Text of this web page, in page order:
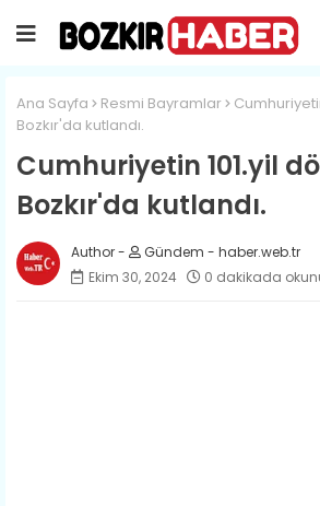
Ana Sayfa Resmi Bayramlar
Bozkır'da kutlandı.
Cumhuriyetin 101.yil
Bozkır'da kutlandı.
Gündem - haber.web.tr
Ekim 30, 2024
0 dakikada